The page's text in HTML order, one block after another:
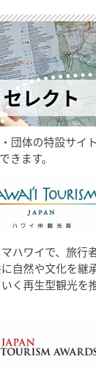
レクト
団体の特設サ
きます。
ハワイで、旅行
自然や文化を継
く再生型観光を